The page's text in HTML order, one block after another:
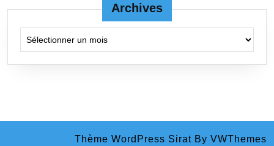
Archives
Thème WordPress Sirat By VWThemes